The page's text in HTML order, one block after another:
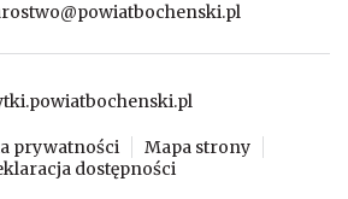
prywatności
Mapa strony
dostępności